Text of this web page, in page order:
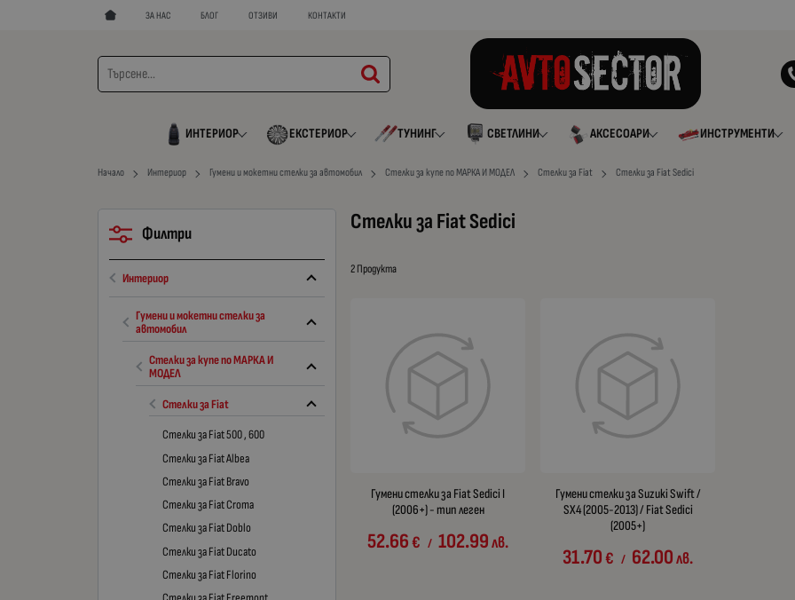
ЗА НАС БЛОГ ОТЗИВИ КОНТАКТИ
ИНТЕРИОР ЕКСТЕРИОР ТУНИНГ СВЕТЛИНИ АКСЕСОАРИ ИНСТРУМЕНТИ
Начало Интериор Гумени и мокетни стелки за автомобил Стелки за купе по МАРКА И МОДЕЛ Стелки за Fiat Стелки за Fiat Sedici
Стелки за Fiat Sedici
2 Продукта
Гумени стелки за Fiat Sedici I
(2006+) - тип леген
52.66€ / 102.99лв.
Гумени стелки за Suzuki Swift /
SX4 (2005-2013) / Fiat Sedici
(2005+)
31.70€ / 62.00лв.
Филтри
Интериор
Гумени и мокетни стелки за
автомобил
Стелки за купе по МАРКА И
МОДЕЛ
Стелки за Fiat
Стелки за Fiat 500 , 600
Стелки за Fiat Albea
Стелки за Fiat Bravo
Стелки за Fiat Croma
Стелки за Fiat Doblo
Стелки за Fiat Ducato
Стелки за Fiat Florino